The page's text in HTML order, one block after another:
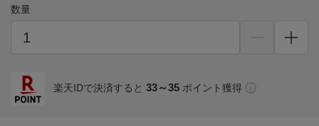
数量
楽天IDで決済すると 33～35 ポイント獲得